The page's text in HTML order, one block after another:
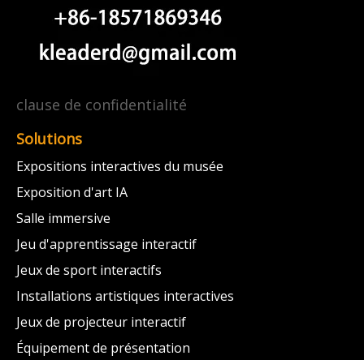
clause de confidentialité
Solutions
Expositions interactives du musée
Exposition d'art IA
Salle immersive
Jeu d'apprentissage interactif
Jeux de sport interactifs
Installations artistiques interactives
Jeux de projecteur interactif
Équipement de présentation